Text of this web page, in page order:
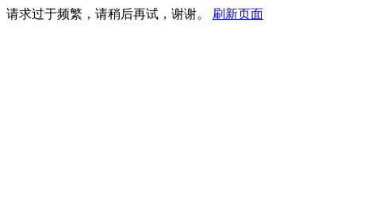
请求过于频繁，请稍后再试，谢谢。 刷新页面